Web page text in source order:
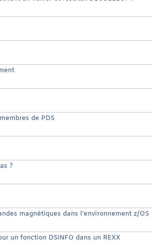
de PDS
?
magnétiques dans l'environnement z/OS
un fonction DSINFO dans un REXX